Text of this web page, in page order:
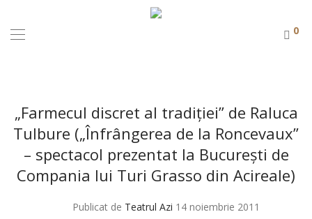
0
„Farmecul discret al tradiţiei” de Raluca
Tulbure („Înfrângerea de la Roncevaux”
– spectacol prezentat la Bucureşti de
Compania lui Turi Grasso din Acireale)
Publicat de Teatrul Azi 14 noiembrie 2011